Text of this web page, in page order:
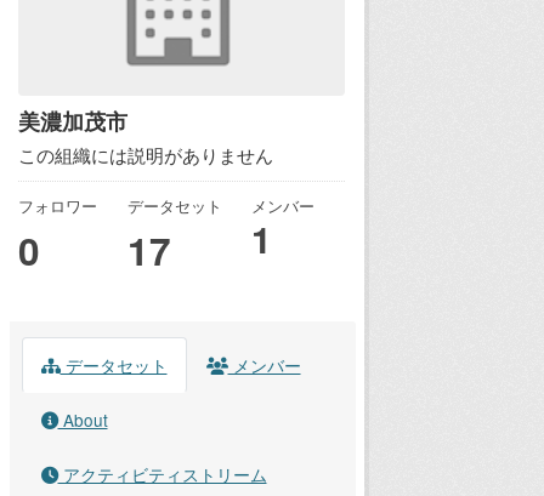
美濃加茂市
この組織には説明がありません
フォロワー
0
データセット
17
メンバー
1
データセット メンバー
About
アクティビティストリーム